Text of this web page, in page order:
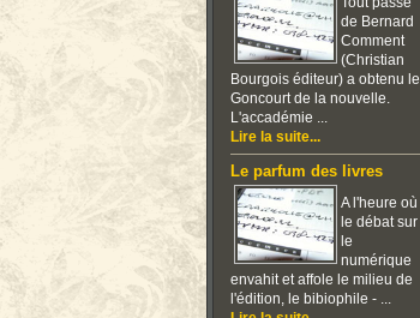
de Bernard
Comment
(Christian
Bourgois éditeur) a obtenu le
Goncourt de la nouvelle.
L'accadémie ...
Lire la suite...
Le parfum des livres
A l'heure où
le débat sur
le
numérique
envahit et affole le milieu de
l'édition, le bibiophile - ...